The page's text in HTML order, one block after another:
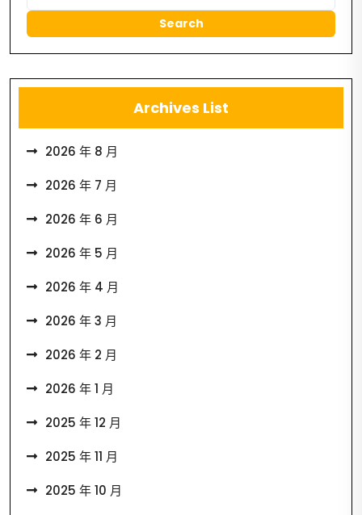
Archives List
2026 年 8 月
2026 年 7 月
2026 年 6 月
2026 年 5 月
2026 年 4 月
2026 年 3 月
2026 年 2 月
2026 年 1 月
2025 年 12 月
2025 年 11 月
2025 年 10 月